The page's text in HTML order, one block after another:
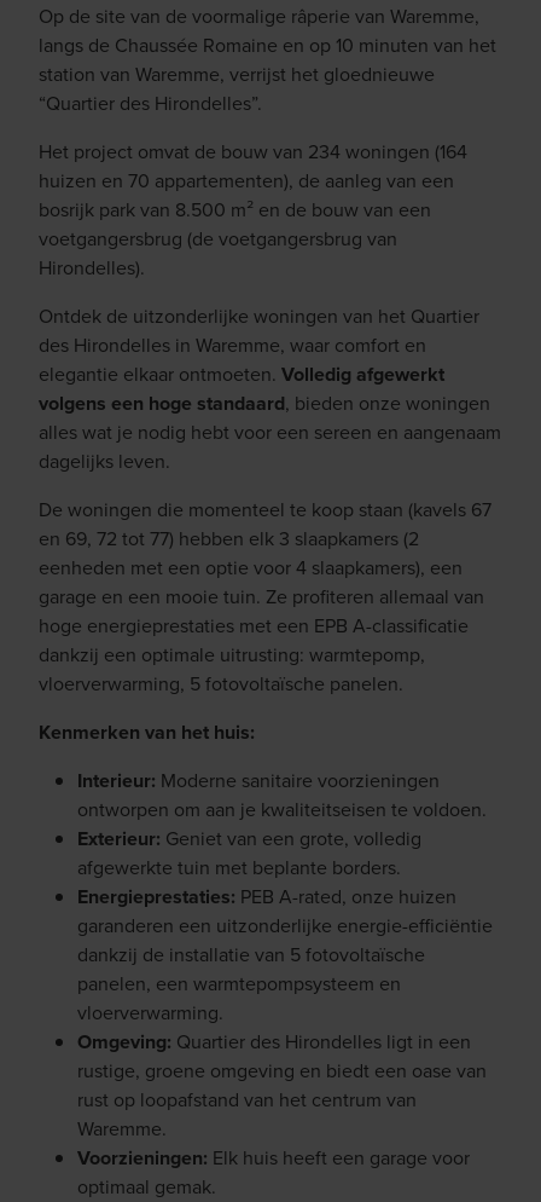
Op de site van de voormalige râperie van Waremme,
langs de Chaussée Romaine en op 10 minuten van het
station van Waremme, verrijst het gloednieuwe
“Quartier des Hirondelles”.
Het project omvat de bouw van 234 woningen (164
huizen en 70 appartementen), de aanleg van een
bosrijk park van 8.500 m² en de bouw van een
voetgangersbrug (de voetgangersbrug van
Hirondelles).
Ontdek de uitzonderlijke woningen van het Quartier
des Hirondelles in Waremme, waar comfort en
elegantie elkaar ontmoeten. Volledig afgewerkt
volgens een hoge standaard, bieden onze woningen
alles wat je nodig hebt voor een sereen en aangenaam
dagelijks leven.
De woningen die momenteel te koop staan (kavels 67
en 69, 72 tot 77) hebben elk 3 slaapkamers (2
eenheden met een optie voor 4 slaapkamers), een
garage en een mooie tuin. Ze profiteren allemaal van
hoge energieprestaties met een EPB A-classificatie
dankzij een optimale uitrusting: warmtepomp,
vloerverwarming, 5 fotovoltaïsche panelen.
Kenmerken van het huis:
Interieur: Moderne sanitaire voorzieningen
ontworpen om aan je kwaliteitseisen te voldoen.
Exterieur: Geniet van een grote, volledig
afgewerkte tuin met beplante borders.
Energieprestaties: PEB A-rated, onze huizen
garanderen een uitzonderlijke energie-efficiëntie
dankzij de installatie van 5 fotovoltaïsche
panelen, een warmtepompsysteem en
vloerverwarming.
Omgeving: Quartier des Hirondelles ligt in een
rustige, groene omgeving en biedt een oase van
rust op loopafstand van het centrum van
Waremme.
Voorzieningen: Elk huis heeft een garage voor
optimaal gemak.